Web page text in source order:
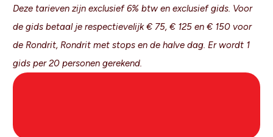
Deze tarieven zijn exclusief 6% btw en exclusief gids. Voor
de gids betaal je respectievelijk € 75, € 125 en € 150 voor
de Rondrit, Rondrit met stops en de halve dag. Er wordt 1
gids per 20 personen gerekend.